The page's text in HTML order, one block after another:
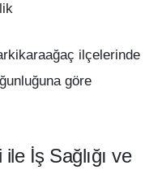
ilçelerinde
göre
İş Sağlığı ve